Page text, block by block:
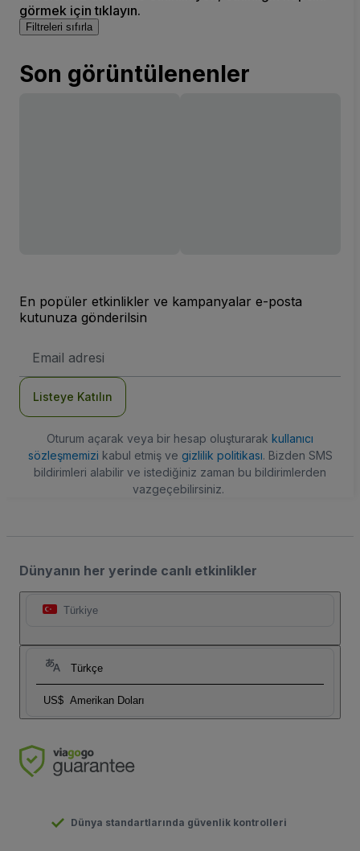
görmek için tıklayın.
Filtreleri sıfırla
Son görüntülenenler
En popüler etkinlikler ve kampanyalar e-posta
kutunuza gönderilsin
posta
Listeye Katılın
Oturum açarak veya bir hesap oluşturarak kullanıcı
sözleşmemizi kabul etmiş ve gizlilik politikası. Bizden SMS
bildirimleri alabilir ve istediğiniz zaman bu bildirimlerden
vazgeçebilirsiniz.
Dünyanın her yerinde canlı etkinlikler
Türkiye
Türkçe
US$ Amerikan Doları
Dünya standartlarında güvenlik kontrolleri